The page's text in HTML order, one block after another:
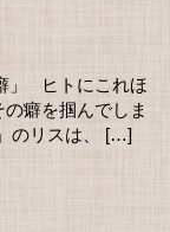
ヒトにこれほ
の癖を掴んでしま
のリスは、 […]